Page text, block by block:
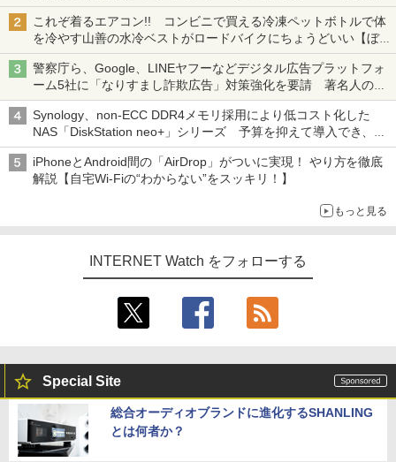
も、持ち替えずに書き込める
これぞ着るエアコン!! コンビニで買える冷凍ペットボトルで体
を冷やす山善の水冷ベストがロードバイクにちょうどいい【ぼっ
ち・ざ・ろーど！その14】【空いた時間でなにしてる？】
警察庁ら、Google、LINEヤフーなどデジタル広告プラットフォ
ーム5社に「なりすまし詐欺広告」対策強化を要請 著名人の写
真や映像を使った投資詐欺などへの対策として
Synology、non-ECC DDR4メモリ採用により低コスト化した
NAS「DiskStation neo+」シリーズ 予算を抑えて導入でき、
ECCメモリへのアップグレードも可能
iPhoneとAndroid間の「AirDrop」がついに実現！ やり方を徹底
解説【自宅Wi-Fiの“わからない”をスッキリ！】
もっと見る
INTERNET Watch をフォローする
Special Site
総合オーディオブランドに進化するSHANLING
とは何者か？